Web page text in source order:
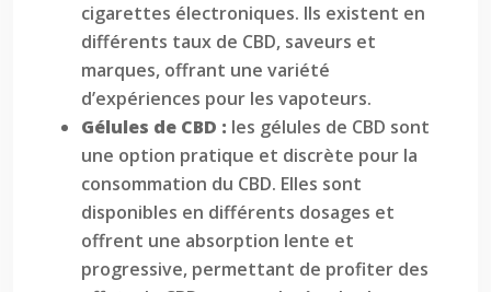
cigarettes électroniques. Ils existent en
différents taux de CBD, saveurs et
marques, offrant une variété
d’expériences pour les vapoteurs.
Gélules de CBD : les gélules de CBD sont
une option pratique et discrète pour la
consommation du CBD. Elles sont
disponibles en différents dosages et
offrent une absorption lente et
progressive, permettant de profiter des